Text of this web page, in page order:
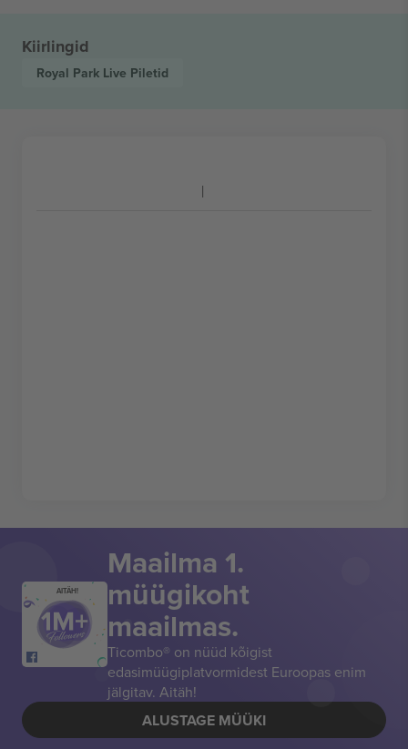
Kiirlingid
Royal Park Live Piletid
AITÄH!
Maailma 1.
müügikoht
maailmas.
Ticombo® on nüüd kõigist
edasimüügiplatvormidest Euroopas enim
jälgitav. Aitäh!
ALUSTAGE MÜÜKI